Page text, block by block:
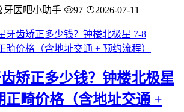
牙医吧小助手 97 2026-07-11
矫正多少钱？钟楼北极星
正畸价格（含地址交通 +